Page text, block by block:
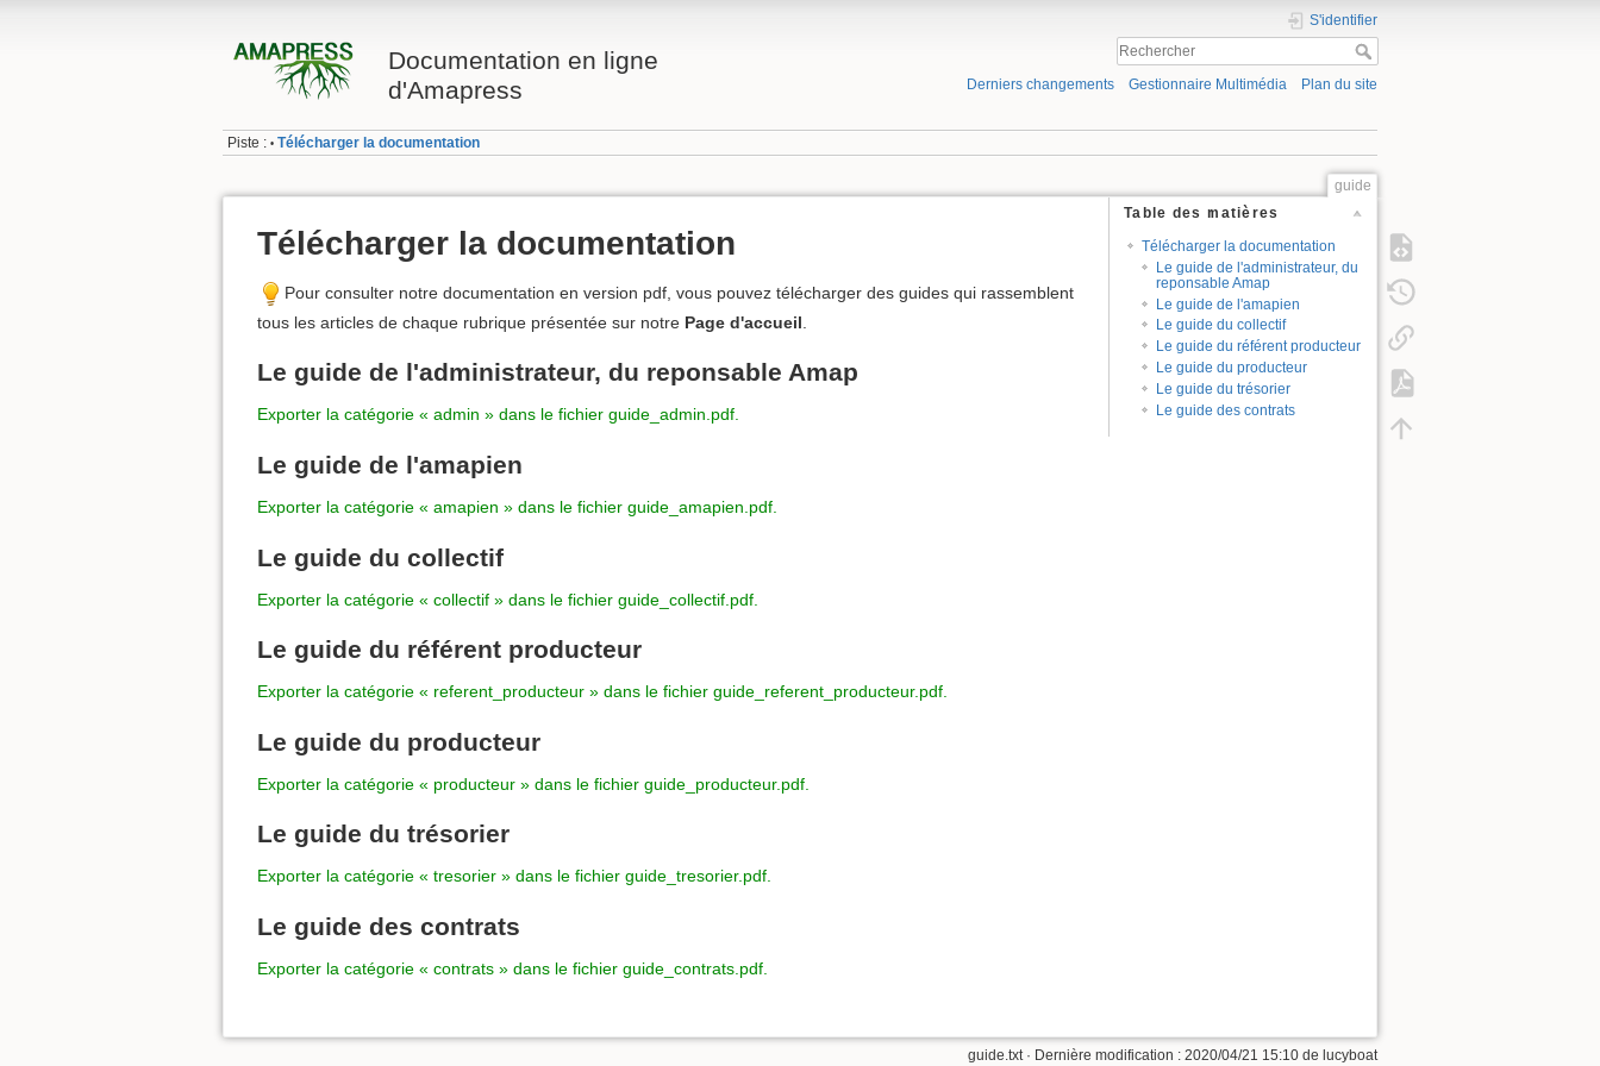
Documentation en ligne
d'Amapress
S'identifier
Derniers changements Gestionnaire Multimédia Plan du site
Piste : • Télécharger la documentation
guide
Table des matières
Télécharger la documentation
Le guide de l'administrateur, du
reponsable Amap
Le guide de l'amapien
Le guide du collectif
Le guide du référent producteur
Le guide du producteur
Le guide du trésorier
Le guide des contrats
Télécharger la documentation
Pour consulter notre documentation en version pdf, vous pouvez télécharger des guides qui rassemblent
tous les articles de chaque rubrique présentée sur notre Page d'accueil
Le guide de l'administrateur, du reponsable Amap
Exporter la catégorie « admin » dans le fichier guide_admin.pdf.
Le guide de l'amapien
Exporter la catégorie « amapien » dans le fichier guide_amapien.pdf.
Le guide du collectif
Exporter la catégorie « collectif » dans le fichier guide_collectif.pdf.
Le guide du référent producteur
Exporter la catégorie « referent_producteur » dans le fichier guide_referent_producteur.pdf.
Le guide du producteur
Exporter la catégorie « producteur » dans le fichier guide_producteur.pdf.
Le guide du trésorier
Exporter la catégorie « tresorier » dans le fichier guide_tresorier.pdf.
Le guide des contrats
Exporter la catégorie « contrats » dans le fichier guide_contrats.pdf.
guide.txt· Dernière modification : 2020/04/21 15:10 de lucyboat